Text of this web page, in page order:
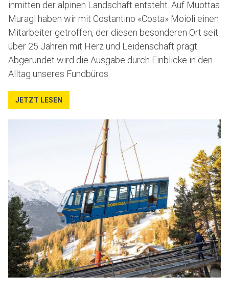
inmitten der alpinen Landschaft entsteht. Auf Muottas
Muragl haben wir mit Costantino «Costa» Moioli einen
Mitarbeiter getroffen, der diesen besonderen Ort seit
über 25 Jahren mit Herz und Leidenschaft prägt.
Abgerundet wird die Ausgabe durch Einblicke in den
Alltag unseres Fundbüros.
JETZT LESEN